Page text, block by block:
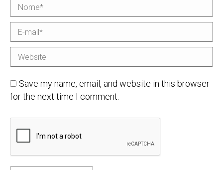
Nome *
E-mail *
Website
Save my name, email, and website in this browser
for the next time I comment.